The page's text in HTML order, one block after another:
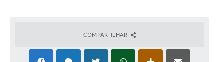
Carta de Serviços
COMPARTILHAR